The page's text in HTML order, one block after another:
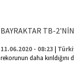
BAYRAKTAR TB-
11.06.2020 - 08:23 |
rekorunun daha kırıldığını